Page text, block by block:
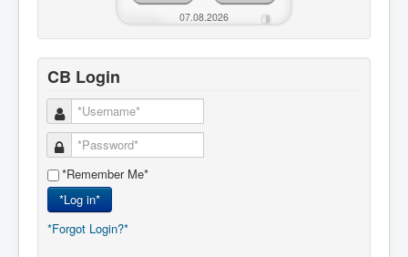
07.08.2026
CB Login
*Remember Me*
*Log in*
*Forgot Login?*